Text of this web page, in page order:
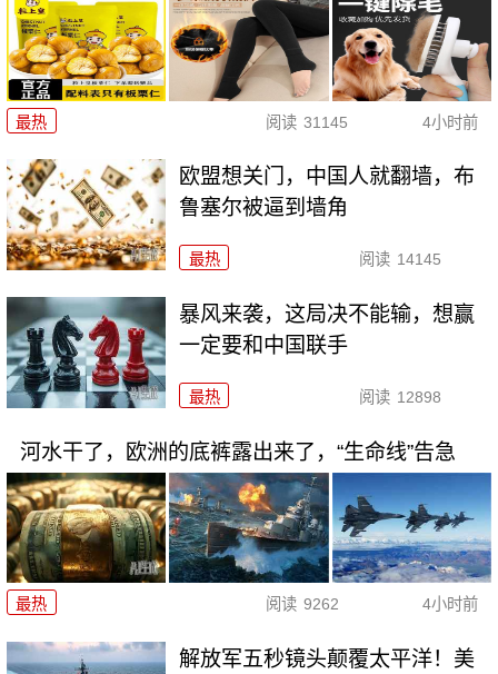
最热 阅读 31145 4小时前
欧盟想关门，中国人就翻墙，布
鲁塞尔被逼到墙角
最热 阅读 14145
暴风来袭，这局决不能输，想赢
一定要和中国联手
最热 阅读 12898
河水干了，欧洲的底裤露出来了，“生命线”告急
最热 阅读 9262 4小时前
解放军五秒镜头颠覆太平洋！美